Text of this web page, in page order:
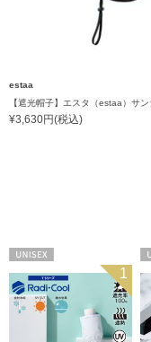
estaa
¥3,630円(税込)
1